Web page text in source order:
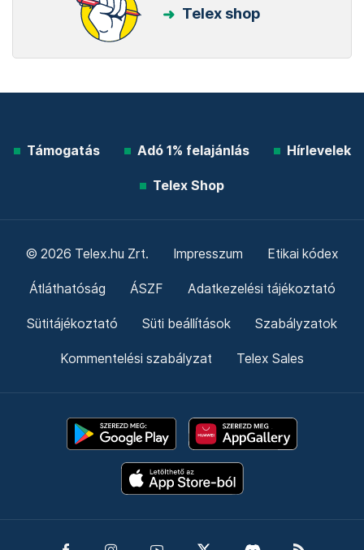
Telex shop
Támogatás Adó 1% felajánlás Hírlevelek
Telex Shop
© 2026 Telex.hu Zrt. Impresszum Etikai kódex
Átláthatóság ÁSZF Adatkezelési tájékoztató
Sütitájékoztató Süti beállítások Szabályzatok
Kommentelési szabályzat Telex Sales